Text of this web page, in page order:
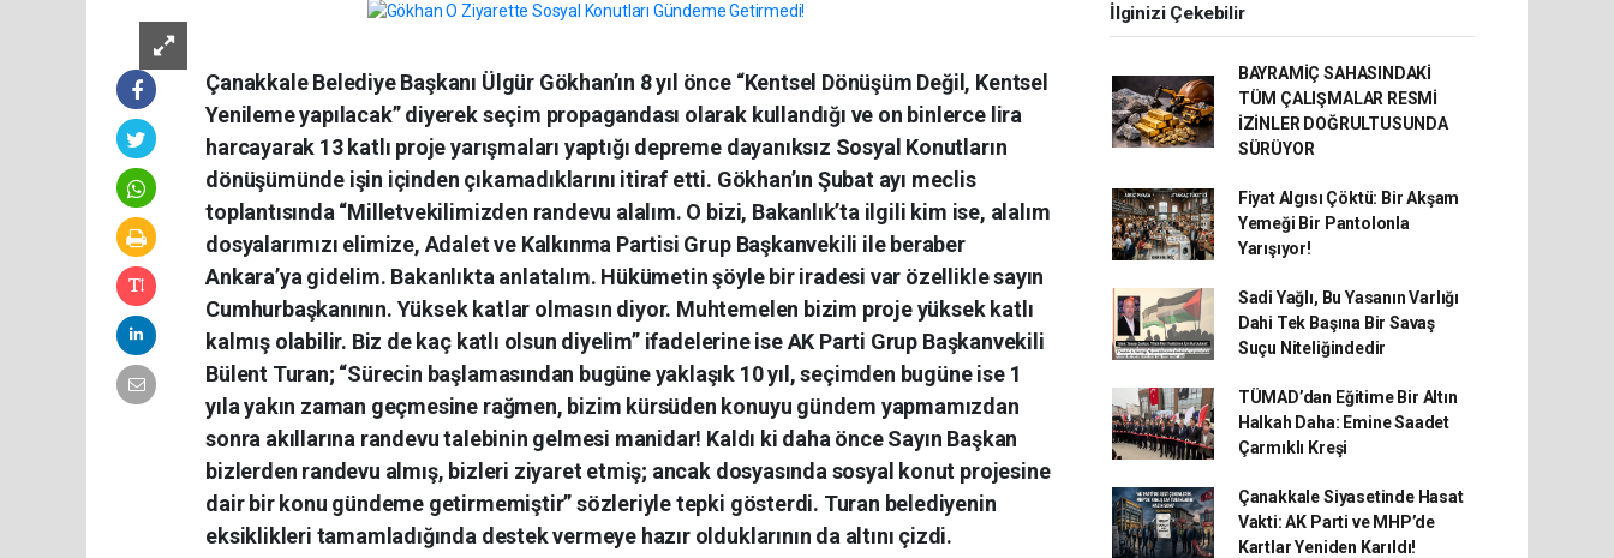
Çanakkale Belediye Başkanı Ülgür Gökhan’ın 8 yıl önce “Kentsel Dönüşüm Değil, Kentsel
Yenileme yapılacak” diyerek seçim propagandası olarak kullandığı ve on binlerce lira
harcayarak 13 katlı proje yarışmaları yaptığı depreme dayanıksız Sosyal Konutların
dönüşümünde işin içinden çıkamadıklarını itiraf etti. Gökhan’ın Şubat ayı meclis
toplantısında “Milletvekilimizden randevu alalım. O bizi, Bakanlık’ta ilgili kim ise, alalım
dosyalarımızı elimize, Adalet ve Kalkınma Partisi Grup Başkanvekili ile beraber
Ankara’ya gidelim. Bakanlıkta anlatalım. Hükümetin şöyle bir iradesi var özellikle sayın
Cumhurbaşkanının. Yüksek katlar olmasın diyor. Muhtemelen bizim proje yüksek katlı
kalmış olabilir. Biz de kaç katlı olsun diyelim” ifadelerine ise AK Parti Grup Başkanvekili
Bülent Turan; “Sürecin başlamasından bugüne yaklaşık 10 yıl, seçimden bugüne ise 1
yıla yakın zaman geçmesine rağmen, bizim kürsüden konuyu gündem yapmamızdan
sonra akıllarına randevu talebinin gelmesi manidar! Kaldı ki daha önce Sayın Başkan
bizlerden randevu almış, bizleri ziyaret etmiş; ancak dosyasında sosyal konut projesine
dair bir konu gündeme getirmemiştir” sözleriyle tepki gösterdi. Turan belediyenin
eksiklikleri tamamladığında destek vermeye hazır olduklarının da altını çizdi.
İlginizi Çekebilir
BAYRAMİÇ SAHASINDAKİ
TÜM ÇALIŞMALAR RESMİ
İZİNLER DOĞRULTUSUNDA
SÜRÜYOR
Fiyat Algısı Çöktü: Bir Akşam
Yemeği Bir Pantolonla
Yarışıyor!
Sadi Yağlı, Bu Yasanın Varlığı
Dahi Tek Başına Bir Savaş
Suçu Niteliğindedir
TÜMAD’dan Eğitime Bir Altın
Halkah Daha: Emine Saadet
Çarmıklı Kreşi
Çanakkale Siyasetinde Hasat
Vakti: AK Parti ve MHP’de
Kartlar Yeniden Karıldı!